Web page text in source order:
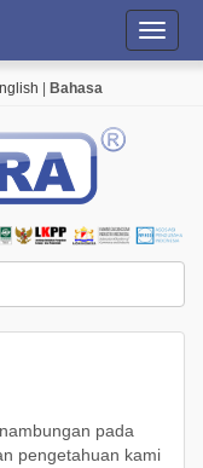
Bahasa
pada
pengetahuan kami